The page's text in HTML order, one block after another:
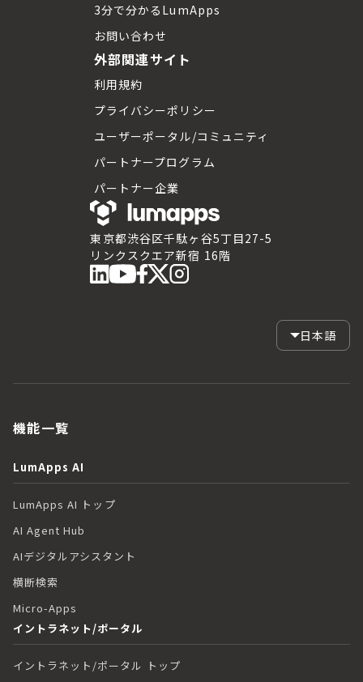
東京都渋谷区千駄ヶ谷5丁目27-5
リンクスクエア新宿 16階
3分で分かるLumApps
お問い合わせ
外部関連サイト
利用規約
プライバシーポリシー
ユーザーポータル/コミュニティ
パートナープログラム
パートナー企業
日本語
機能一覧
LumApps AI
LumApps AI トップ
AI Agent Hub
AIデジタルアシスタント
横断検索
Micro-Apps
イントラネット/ポータル
イントラネット/ポータル トップ